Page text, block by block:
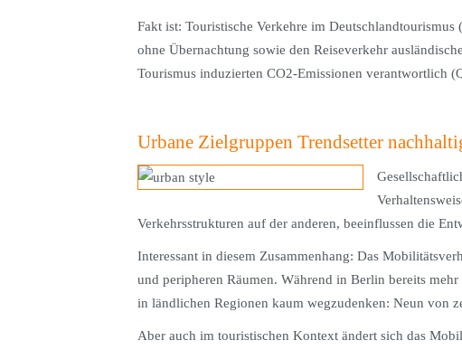
Fakt ist: Touristische Verkehre im
ohne Übernachtung sowie den Reiseverkehr
Tourismus induzierten CO2-Emissionen verantwortlich
Urbane Zielgruppen Trendsetter
Verkehrsstrukturen auf der anderen, beeinflussen die
Interessant in diesem Zusammenhang: Das
und peripheren Räumen. Während in Berlin bereits
in ländlichen Regionen kaum wegzudenken: Neun von
Aber auch im touristischen Kontext ändert sich das